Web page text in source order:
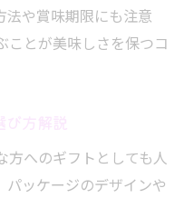
法や賞味期限にも注意
ことが美味しさを保つコ
方へのギフトとしても人
パッケージのデザインや